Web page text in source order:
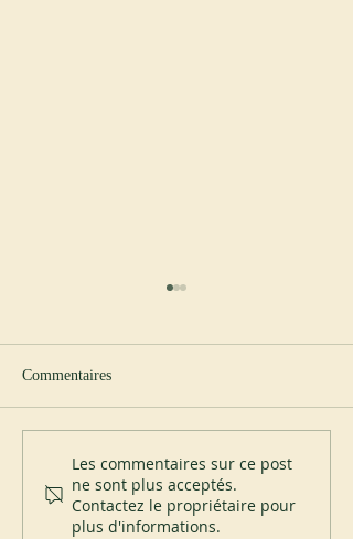
Nouvel abbé à Spencer
Commentaires
Les commentaires sur ce post
ne sont plus acceptés.
Contactez le propriétaire pour
plus d'informations.